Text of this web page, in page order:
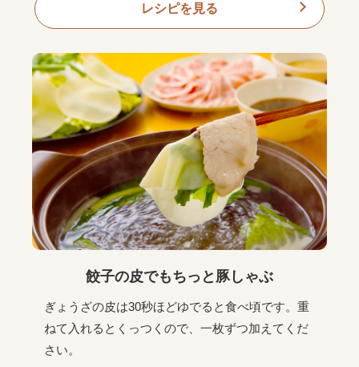
レシピを見る
餃子の皮でもちっと豚しゃぶ
ぎょうざの皮は30秒ほどゆでると食べ頃です。重
ねて入れるとくっつくので、一枚ずつ加えてくだ
さい。